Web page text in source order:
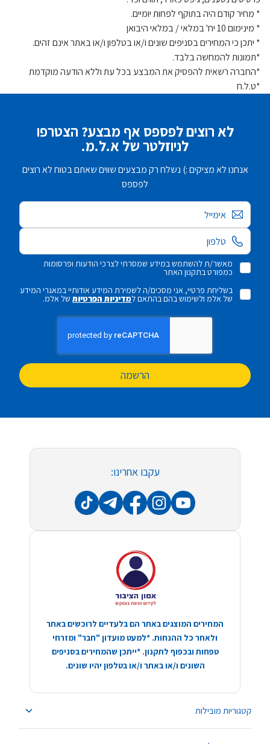
* מחיר קודם היה בתוקף לפחות יומיים.
* מינימום 10 יח' במלאי / במלאי היבואן
* יתכן כי המחירים בסניפים שונים ו/או בטלפון ו/או באתר אינם זהים.
*תמונות להמחשה בלבד.
*החברה רשאית להפסיק את המבצע בכל עת וללא הודעה מוקדמת
*ט.ל.ח
לא רוצים לפספס אף מבצע? הצטרפו
לניוזלטר של א.ל.מ.
אנחנו לא מציקים :) נשלח רק מבצעים שווים שאתם בטוח לא רוצים
לפספס
אימייל
מאשר/ת להשתמש במידע שמסרתי לצרכי הודעות ופרסומות
כמפורט בתקנון האתר
בשליחת פרטיי, אני מסכים/ה לשמירת המידע אודותיי במאגרי המידע
של אלמ ולשימוש בהם בהתאם למדיניות הפרטיותשל אלמ.
הרשמה
קטגוריות מובילות
עקבו אחרינו:
המחירים המוצגים באתר הם בלעדיים לרוכשים באתר
ולאחר כל ההנחות. *למעט מועדון "חבר" ומזרחי
טפחות ובכפוף לתקנון. *ייתכן שהמחירים בסניפים
השונים ו/או באתר ו/או בטלפון יהיו שונים.